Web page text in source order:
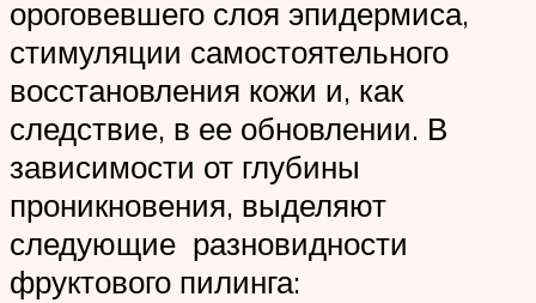
ороговевшего слоя эпидермиса,
стимуляции самостоятельного
восстановления кожи и, как
следствие, в ее обновлении. В
зависимости от глубины
проникновения, выделяют
следующие разновидности
фруктового пилинга: